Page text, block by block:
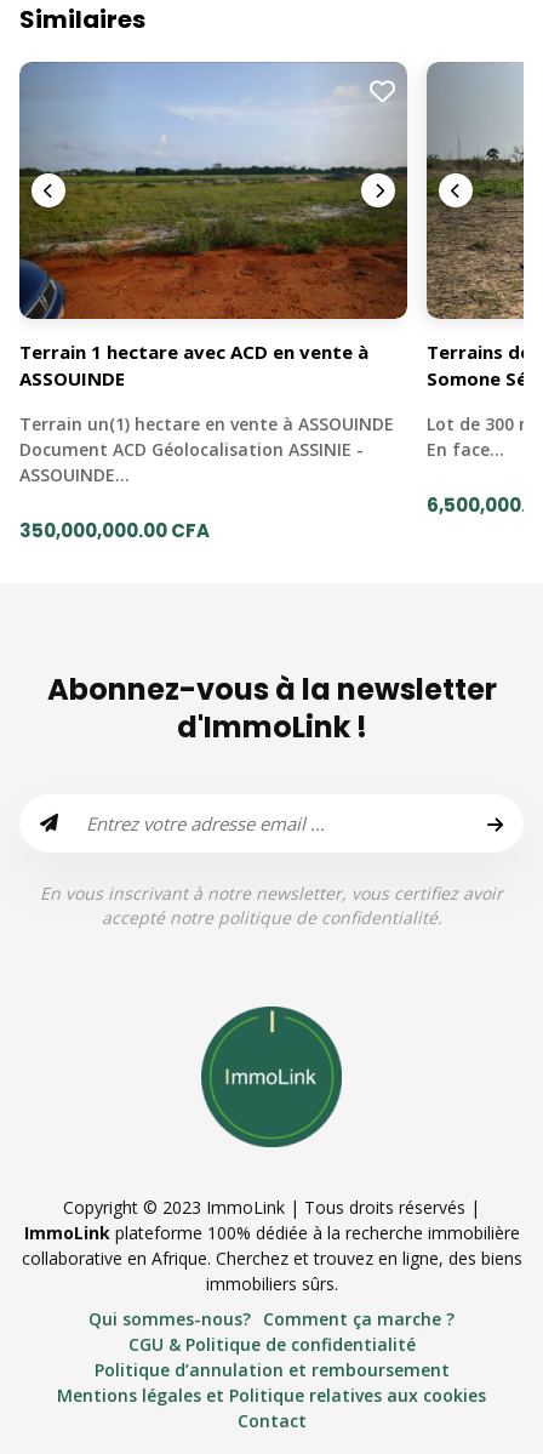
Similaires
Terrain 1 hectare avec ACD en vente à
ASSOUINDE
Terrain un(1) hectare en vente à ASSOUINDE
Document ACD Géolocalisation ASSINIE -
ASSOUINDE…
350,000,000.00 CFA
Terrains de
Somone
Lot de 300
En face…
Abonnez-vous à la newsletter
d'ImmoLink !
En vous inscrivant à notre newsletter, vous certifiez avoir
accepté notre politique de confidentialité.
Copyright © 2023 ImmoLink | Tous droits réservés |
ImmoLinkplateforme 100% dédiée à la recherche immobilière
collaborative en Afrique. Cherchez et trouvez en ligne, des biens
immobiliers sûrs.
Qui sommes-nous? Comment ça marche ?
CGU & Politique de confidentialité
Politique d’annulation et remboursement
Mentions légales et Politique relatives aux cookies
Contact